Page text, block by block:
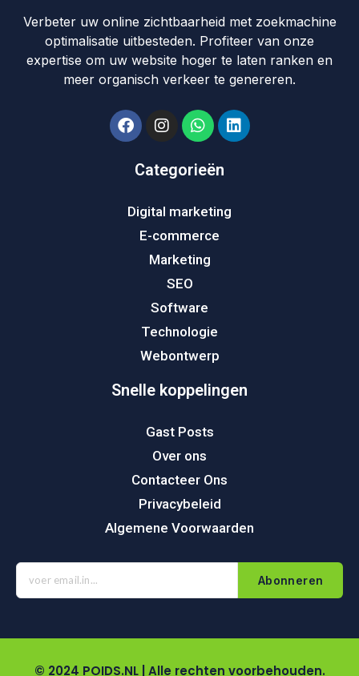
Verbeter uw online zichtbaarheid met zoekmachine
optimalisatie uitbesteden. Profiteer van onze
expertise om uw website hoger te laten ranken en
meer organisch verkeer te genereren.
Categorieën
Digital marketing
E-commerce
Marketing
SEO
Software
Technologie
Webontwerp
Snelle koppelingen
Gast Posts
Over ons
Contacteer Ons
Privacybeleid
Algemene Voorwaarden
Abonneren
© 2024 POIDS.NL | Alle rechten voorbehouden.